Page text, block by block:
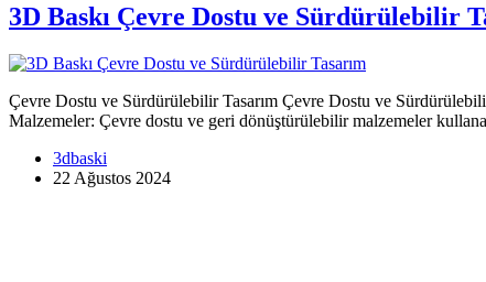
3D Baskı Çevre Dostu ve Sürdürülebilir
Çevre Dostu ve Sürdürülebilir Tasarım Çevre Dostu ve
Malzemeler: Çevre dostu ve geri dönüştürülebilir malzemeler
3dbaski
22 Ağustos 2024